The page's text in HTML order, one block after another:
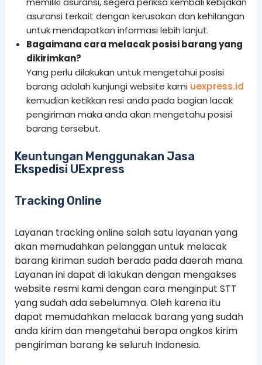
asuransi terkait dengan kerusakan dan kehilangan
untuk mendapatkan informasi lebih lanjut.
Bagaimana cara melacak posisi barang yang
dikirimkan?
Yang perlu dilakukan untuk mengetahui posisi
barang adalah kunjungi website kami uexpress.id
kemudian ketikkan resi anda pada bagian lacak
pengiriman maka anda akan mengetahu posisi
barang tersebut.
Keuntungan Menggunakan Jasa
Ekspedisi UExpress
Tracking Online
Layanan tracking online salah satu layanan yang
akan memudahkan pelanggan untuk melacak
barang kiriman sudah berada pada daerah mana.
Layanan ini dapat di lakukan dengan mengakses
website resmi kami dengan cara menginput STT
yang sudah ada sebelumnya. Oleh karena itu
dapat memudahkan melacak barang yang sudah
anda kirim dan mengetahui berapa ongkos kirim
pengiriman barang ke seluruh Indonesia.